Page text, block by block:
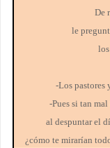
De
le
-Los pastores
-Pues si tan
al despuntar el
¿cómo te mirarían